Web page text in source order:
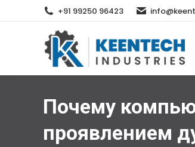
+91 99250 96423
Почему
проявлением